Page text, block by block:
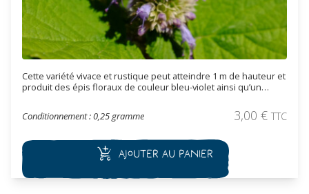
Cette variété vivace et rustique peut atteindre 1 m de hauteur et
produit des épis floraux de couleur bleu-violet ainsi qu’un
comme aromatique. Les feuilles sont utilisées en tisane ou en
condiment. Elle peut être utilisée en massif ou en rocaille.
Conditionnement : 0,25 gramme 3,00 € TTC
Ajouter au panier